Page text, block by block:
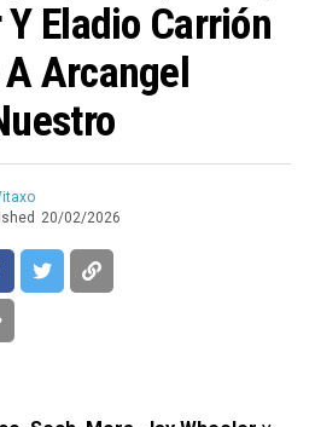
Eladio Carrión
Arcangel
20/02/2026